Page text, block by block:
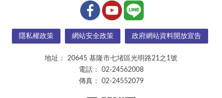
隱私權政策 網站安全政策 政府網站資料開放宣告
地址：
20645 基隆市七堵區光明路21之1號
電話：
02-24562008
傳真：
02-24552079